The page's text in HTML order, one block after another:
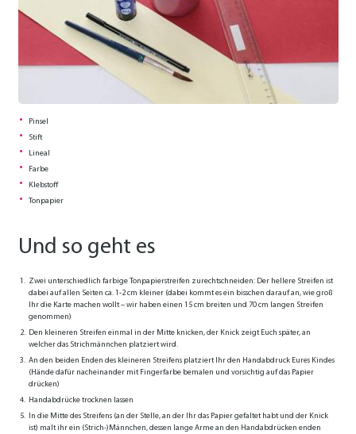
Pinsel
Stift
Lineal
Farbe
Klebstoff
Tonpapier
Und so geht es
Zwei unterschiedlich farbige Tonpapierstreifen zurechtschneiden: Der hellere Streifen ist
dabei auf allen Seiten ca. 1-2 cm kleiner (dabei kommt es ein bisschen darauf an, wie groß
Ihr die Karte machen wollt – wir haben einen 15 cm breiten und 70 cm langen Streifen
genommen)
Den kleineren Streifen einmal in der Mitte knicken, der Knick zeigt Euch später, an
welcher das Strichmännchen platziert wird.
An den beiden Enden des kleineren Streifens platziert Ihr den Handabdruck Eures Kindes
(Hände dafür nacheinander mit Fingerfarbe bemalen und vorsichtig auf das Papier
drücken)
Handabdrücke trocknen lassen
In die Mitte des Streifens (an der Stelle, an der Ihr das Papier gefaltet habt und der Knick
ist) malt ihr ein (Strich-)Männchen, dessen lange Arme an den Handabdrücken enden